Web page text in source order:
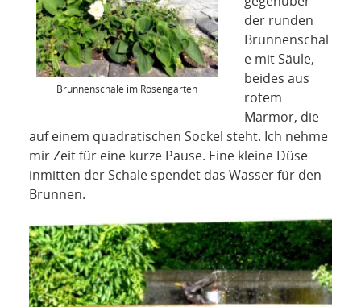
Brunnenschale im Rosengarten
der runden
Brunnenschal
e mit Säule,
beides aus
rotem
Marmor, die
auf einem quadratischen Sockel steht. Ich nehme
mir Zeit für eine kurze Pause. Eine kleine Düse
inmitten der Schale spendet das Wasser für den
Brunnen.